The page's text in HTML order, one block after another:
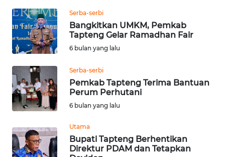
Serba-serbi
Bangkitkan UMKM, Pemkab
Tapteng Gelar Ramadhan Fair
6 bulan yang lalu
Serba-serbi
Pemkab Tapteng Terima Bantuan
Perum Perhutani
6 bulan yang lalu
Utama
Bupati Tapteng Berhentikan
Direktur PDAM dan Tetapkan
WN
BEKASI
BOGOR
WN
DEPOK
WN
TAPANULI
UTARA